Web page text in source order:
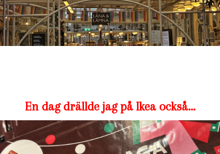
En dag drällde jag på Ikea också…